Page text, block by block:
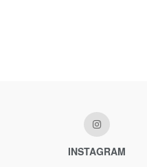
INSTAGRAM